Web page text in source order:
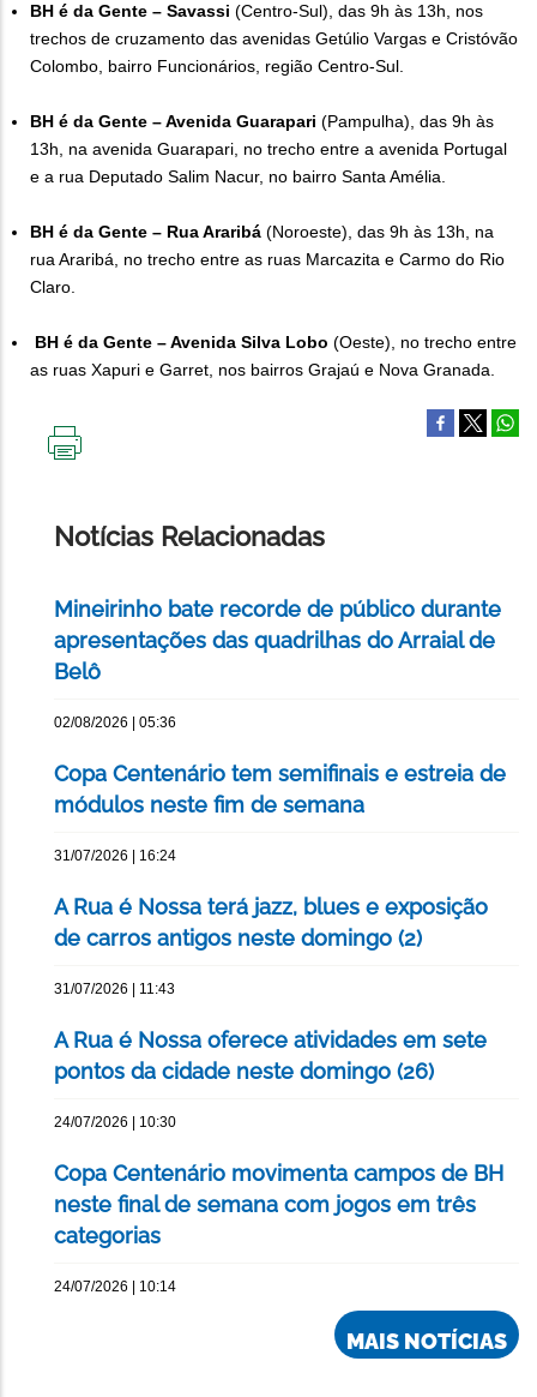
BH é da Gente – Savassi (Centro-Sul), das 9h às 13h, nos
trechos de cruzamento das avenidas Getúlio Vargas e Cristóvão
Colombo, bairro Funcionários, região Centro-Sul.
BH é da Gente – Avenida Guarapari (Pampulha), das 9h às
13h, na avenida Guarapari, no trecho entre a avenida Portugal
e a rua Deputado Salim Nacur, no bairro Santa Amélia.
BH é da Gente – Rua Araribá (Noroeste), das 9h às 13h, na
rua Araribá, no trecho entre as ruas Marcazita e Carmo do Rio
Claro.
BH é da Gente – Avenida Silva Lobo (Oeste), no trecho entre
as ruas Xapuri e Garret, nos bairros Grajaú e Nova Granada.
Notícias Relacionadas
Mineirinho bate recorde de público durante
apresentações das quadrilhas do Arraial de
Belô
02/08/2026 | 05:36
Copa Centenário tem semifinais e estreia de
módulos neste fim de semana
31/07/2026 | 16:24
A Rua é Nossa terá jazz, blues e exposição
de carros antigos neste domingo (2)
31/07/2026 | 11:43
A Rua é Nossa oferece atividades em sete
pontos da cidade neste domingo (26)
24/07/2026 | 10:30
Copa Centenário movimenta campos de BH
neste final de semana com jogos em três
categorias
24/07/2026 | 10:14
MAIS NOTÍCIAS